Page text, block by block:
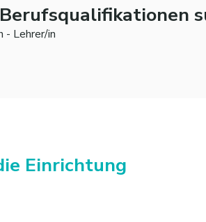
- Lehrer/in
Einrichtung